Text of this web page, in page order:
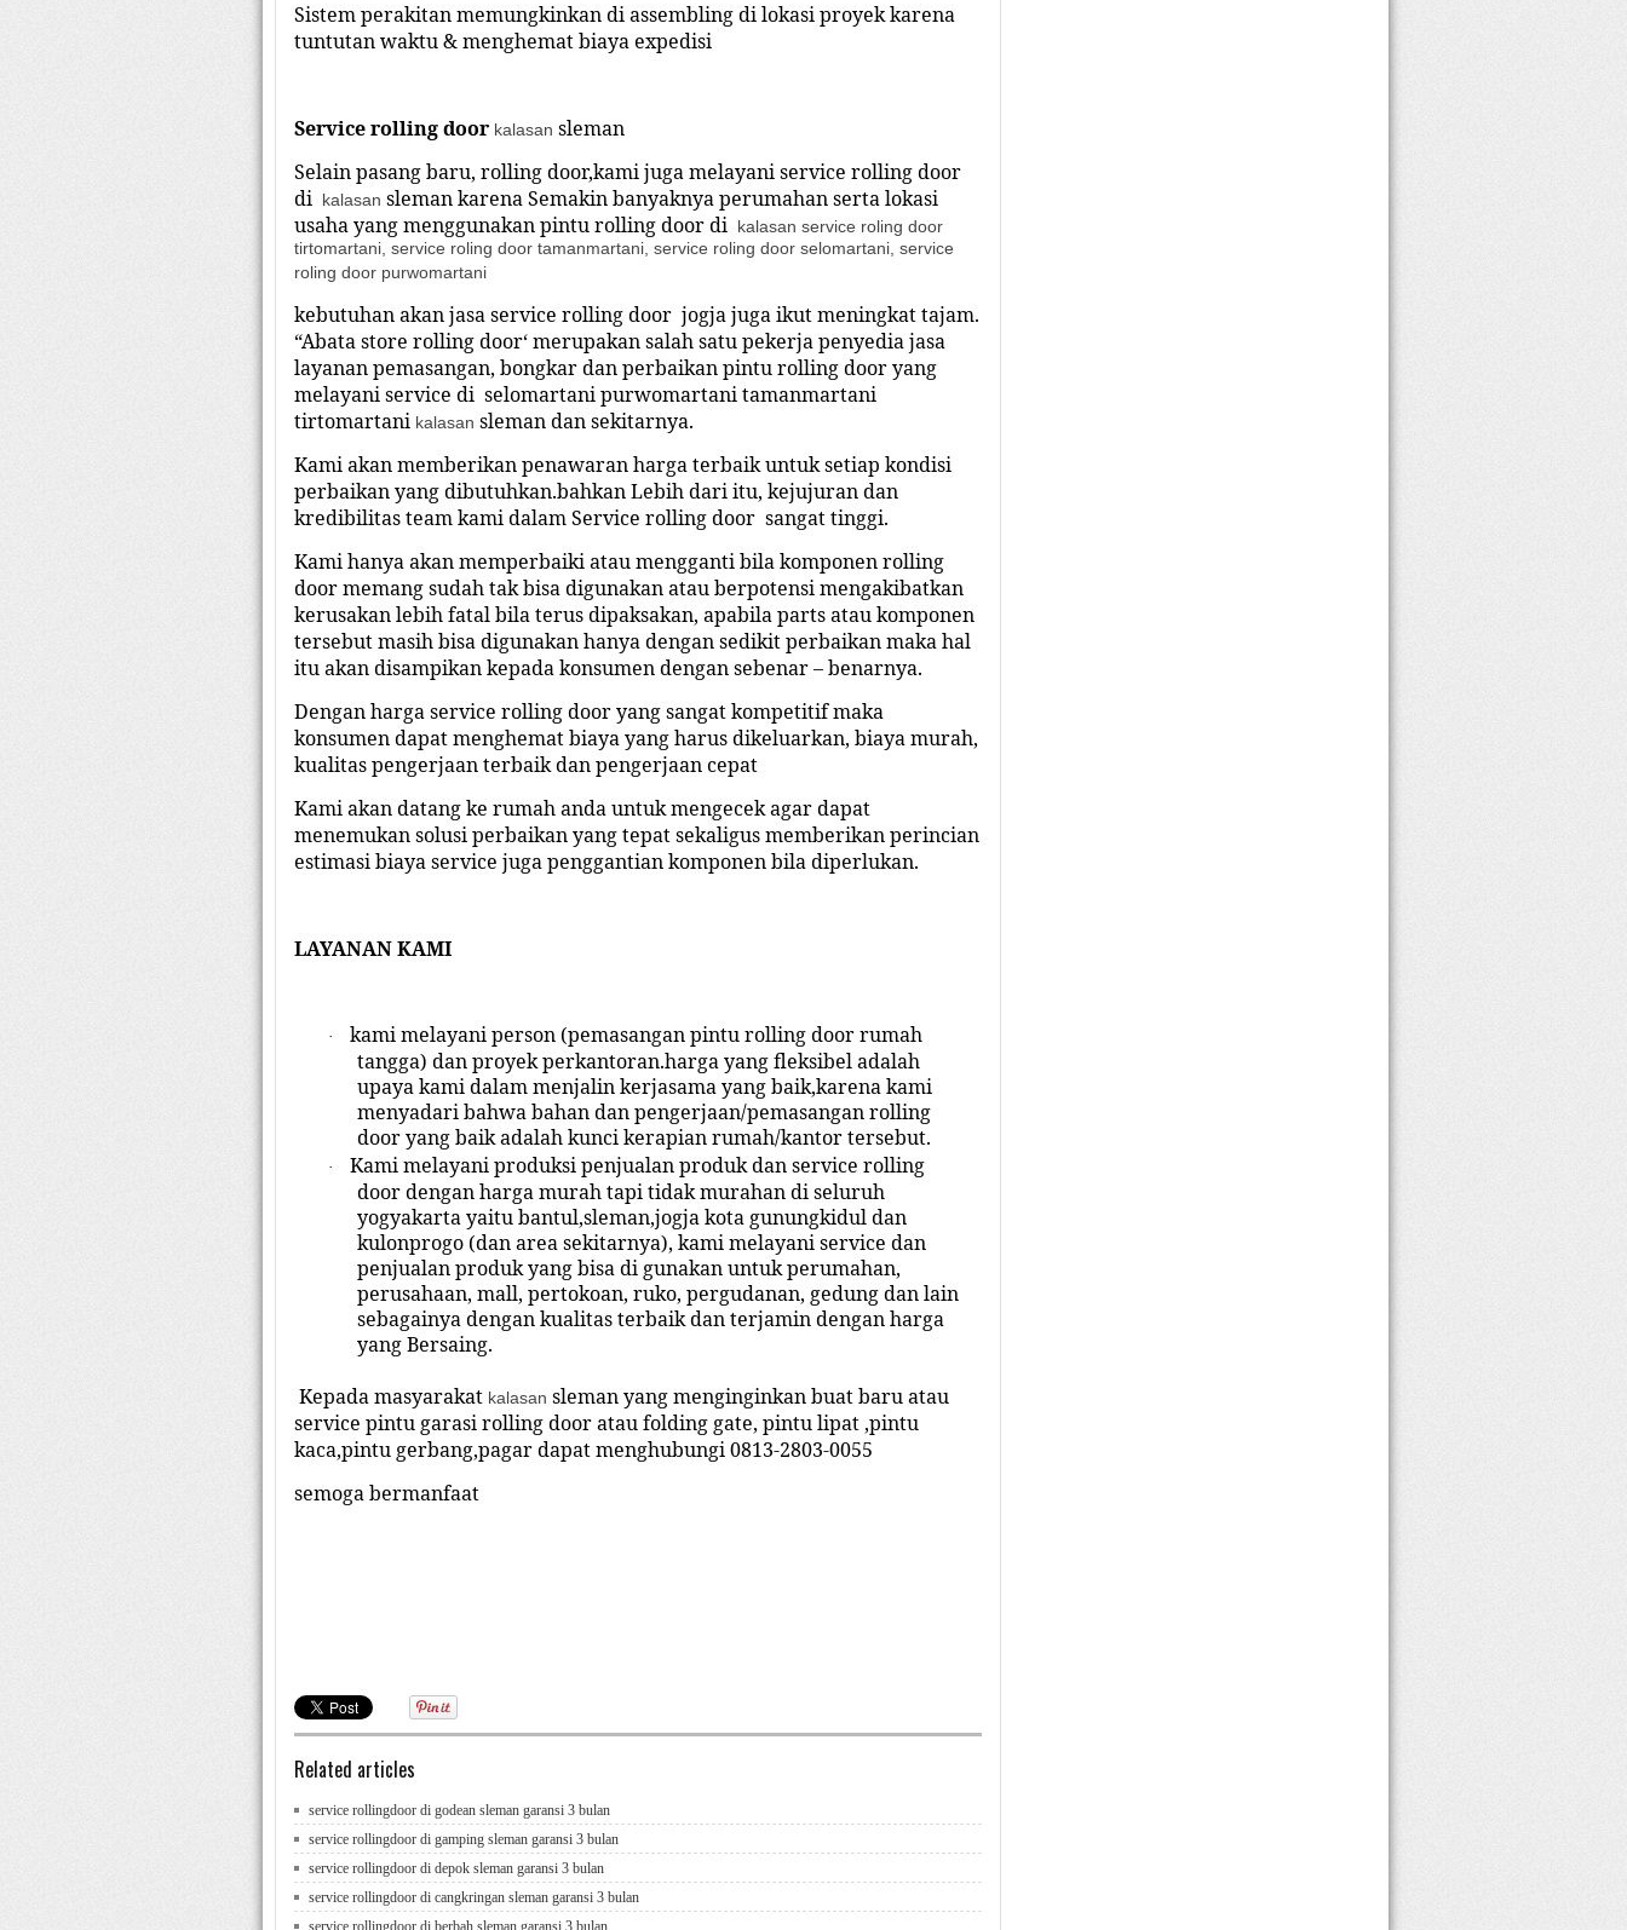
Sistem perakitan memungkinkan di assembling di lokasi proyek karena
tuntutan waktu & menghemat biaya expedisi
Service rollingdoor kalasan sleman
Selain pasang baru, rolling door,kami juga melayani service rolling door
di kalasan slemankarena Semakin banyaknya perumahan serta lokasi
usaha yang menggunakan pintu rolling door di kalasan service roling door
tirtomartani, service roling door tamanmartani, service roling door selomartani, service
roling door purwomartani
kebutuhan akan jasa service rolling door jogjajuga ikut meningkat tajam.
“Abatastore rolling door‘ merupakan salah satu pekerja penyedia jasa
layanan pemasangan, bongkar dan perbaikan pintu rolling door yang
melayani service di selomartani purwomartani tamanmartani
tirtomartani kalasan slemandan sekitarnya.
Kami akan memberikan penawaran harga terbaik untuk setiap kondisi
perbaikan yang dibutuhkan.bahkan Lebih dari itu, kejujuran dan
kredibilitas team kami dalam Service rolling door sangat tinggi.
Kami hanya akan memperbaiki atau mengganti bila komponen rolling
door memang sudah tak bisa digunakan atau berpotensi mengakibatkan
kerusakan lebih fatal bila terus dipaksakan, apabila parts atau komponen
tersebut masih bisa digunakan hanya dengan sedikit perbaikan maka hal
itu akan disampikan kepada konsumen dengan sebenar – benarnya.
Dengan harga service rolling door yang sangat kompetitif maka
konsumen dapat menghemat biaya yang harus dikeluarkan, biaya murah,
kualitas pengerjaan terbaik dan pengerjaan cepat
Kami akan datang ke rumah anda untuk mengecek agar dapat
menemukan solusi perbaikan yang tepat sekaligus memberikan perincian
estimasi biaya service juga penggantian komponen bila diperlukan.
LAYANAN KAMI
·
kami melayani person (pemasangan pintu rolling door rumah
tangga) dan proyek perkantoran.harga yang fleksibel adalah
upaya kami dalam menjalin kerjasama yang baik,karena kami
menyadari bahwa bahan dan pengerjaan/pemasangan rolling
door yang baik adalah kunci kerapian rumah/kantor tersebut.
·
Kami melayani produksi penjualan produk dan service rolling
door dengan harga murah tapi tidak murahan di seluruh
yogyakarta yaitu bantul,sleman,jogja kota gunungkidul dan
kulonprogo (dan area sekitarnya), kami melayani service dan
penjualan produk yang bisa di gunakan untuk perumahan,
perusahaan, mall, pertokoan, ruko, pergudanan, gedung dan lain
sebagainya dengan kualitas terbaik dan terjamin dengan harga
yang Bersaing.
Kepada masyarakat kalasan sleman yang menginginkan buat baru atau
service pintu garasi rolling door atau folding gate, pintu lipat ,pintu
kaca,pintu gerbang,pagardapat menghubungi0813-2803-0055
semoga bermanfaat
Related articles
service rollingdoor di godean sleman garansi 3 bulan
service rollingdoor di gamping sleman garansi 3 bulan
service rollingdoor di depok sleman garansi 3 bulan
service rollingdoor di cangkringan sleman garansi 3 bulan